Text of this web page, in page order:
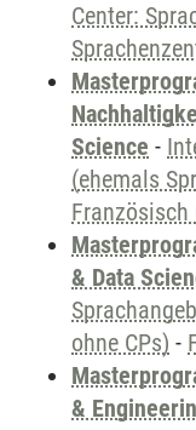
Center:
Science -
(ehemals
Französisch
& Data
ohne CPs) -
&